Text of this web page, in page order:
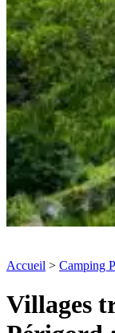
Accueil > Camping
Villages